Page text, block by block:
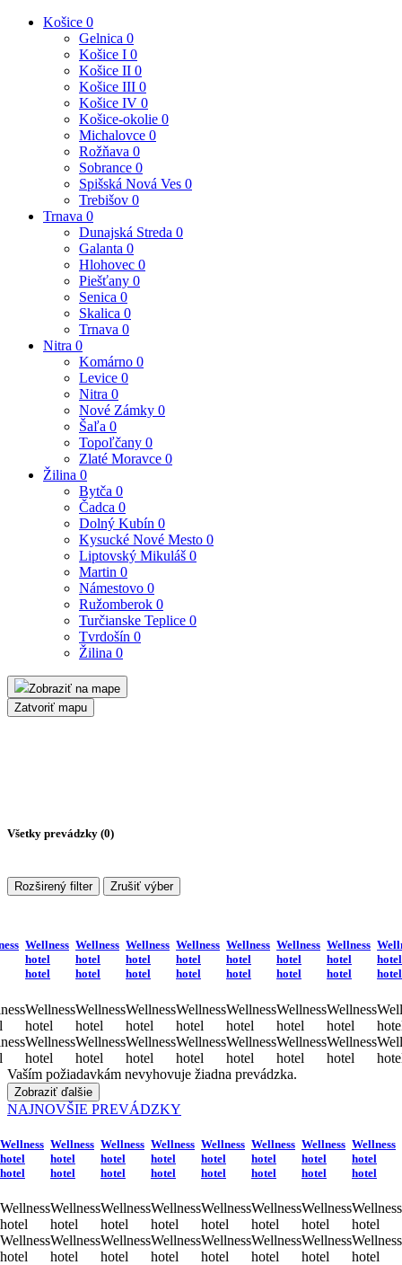
Košice 0
Gelnica 0
Košice I 0
Košice II 0
Košice III 0
Košice IV 0
Košice-okolie 0
Michalovce 0
Rožňava 0
Sobrance 0
Spišská Nová Ves 0
Trebišov 0
Trnava 0
Dunajská Streda 0
Galanta 0
Hlohovec 0
Piešťany 0
Senica 0
Skalica 0
Trnava 0
Nitra 0
Komárno 0
Levice 0
Nitra 0
Nové Zámky 0
Šaľa 0
Topoľčany 0
Zlaté Moravce 0
Žilina 0
Bytča 0
Čadca 0
Dolný Kubín 0
Kysucké Nové Mesto 0
Liptovský Mikuláš 0
Martin 0
Námestovo 0
Ružomberok 0
Turčianske Teplice 0
Tvrdošín 0
Žilina 0
Zobraziť na mape
Zatvoriť mapu
Všetky prevádzky (0)
Rozširený filter Zrušiť výber
Wellness
hotel
hotel
Wellness
hotel
Wellness
hotel
Wellness
hotel
hotel
Wellness
hotel
Wellness
hotel
Wellness
hotel
hotel
Wellness
hotel
Wellness
hotel
Wellness
hotel
hotel
Wellness
hotel
Wellness
hotel
Wellness
hotel
hotel
Wellness
hotel
Wellness
hotel
Wellness
hotel
hotel
Wellness
hotel
Wellness
hotel
Wellness
hotel
hotel
Wellness
hotel
Wellness
hotel
hotel
hotel
Vaším požiadavkám nevyhovuje žiadna prevádzka.
Zobraziť ďalšie
NAJNOVŠIE PREVÁDZKY
Wellness
hotel
hotel
Wellness
hotel
Wellness
hotel
Wellness
hotel
hotel
Wellness
hotel
Wellness
hotel
Wellness
hotel
hotel
Wellness
hotel
Wellness
hotel
Wellness
hotel
hotel
Wellness
hotel
Wellness
hotel
Wellness
hotel
hotel
Wellness
hotel
Wellness
hotel
Wellness
hotel
hotel
Wellness
hotel
Wellness
hotel
Wellness
hotel
hotel
Wellness
hotel
Wellness
hotel
Wellness
hotel
hotel
Wellness
hotel
Wellness
hotel